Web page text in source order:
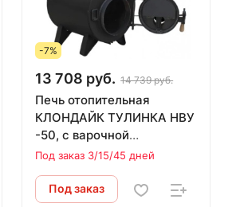
-7%
13 708 руб. 14 739 руб.
Печь отопительная
КЛОНДАЙК ТУЛИНКА НВУ
-50, с варочной
поверхностью (50 м.куб.)
Под заказ 3/15/45 дней
Под заказ